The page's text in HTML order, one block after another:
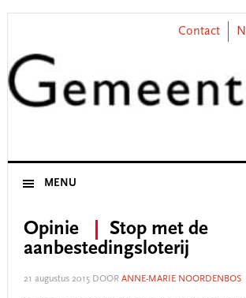
Skip
primary
navigation
Skip
content
Skip
primary
sidebar
Skip
footer
Contact
MENU
Opinie
Stop met de
aanbestedingsloterij
21 augustus 2015DOOR ANNE-MARIE NOORDENBOS